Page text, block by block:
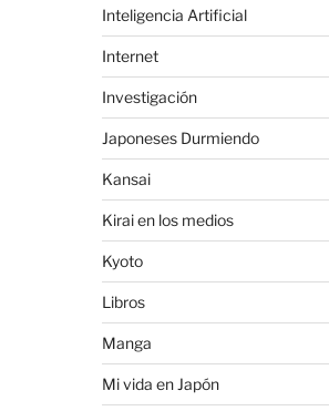
Inteligencia Artificial
Internet
Investigación
Japoneses Durmiendo
Kansai
Kirai en los medios
Kyoto
Libros
Manga
Mi vida en Japón